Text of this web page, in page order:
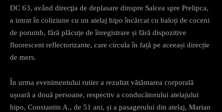
DC 63, având direcţia de deplasare dinspre Salcea spre Prelipca,
a intrat în coliziune cu un atelaj hipo încărcat cu baloți de coceni
de porumb, fără plăcuțe de înregistrare și fără dispozitive
fluorescent reflectorizante, care circula în față pe aceeași direcție
de mers.
În urma evenimentului rutier a rezultat vătămarea corporală
ușoară a două persoane, respectiv a conducătorului atelajului
hipo, Constantin A., de 51 ani, și a pasagerului din atelaj, Marian